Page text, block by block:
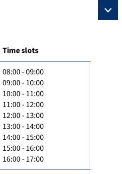
Time slots
08:00 - 09:00
09:00 - 10:00
10:00 - 11:00
11:00 - 12:00
12:00 - 13:00
13:00 - 14:00
14:00 - 15:00
15:00 - 16:00
16:00 - 17:00